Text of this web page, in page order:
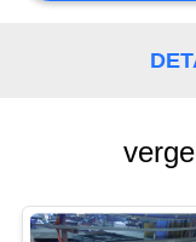
POLICY